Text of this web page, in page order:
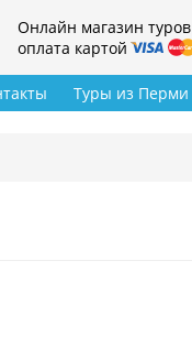
Онлайн магазин туров
оплата картой
Туры из Перми